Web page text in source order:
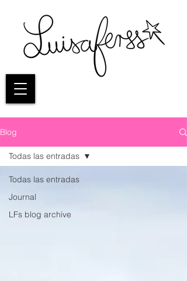
Blog
Todas las entradas
Journal
LFs blog archive
Todas las entradas